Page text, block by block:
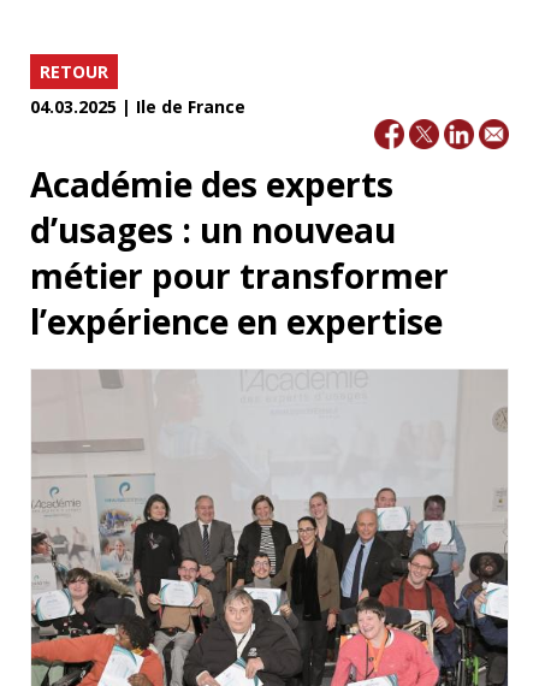
RETOUR
04.03.2025 | Ile de France
Académie des experts
d’usages : un nouveau
métier pour transformer
l’expérience en expertise